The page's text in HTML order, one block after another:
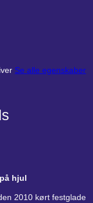
Se alle egenskaber
hjul
2010 kørt festglade